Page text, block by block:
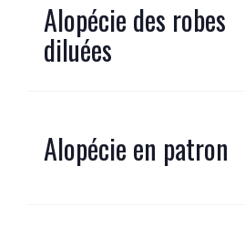
Alopécie des robes
diluées
Alopécie en patron